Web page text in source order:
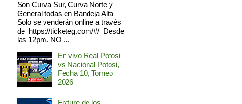
Son Curva Sur, Curva Norte y
General todas en Bandeja Alta
Solo se venderán online a través
de https://ticketeg.com/#/ Desde
las 12pm. NO ...
En vivo Real Potosi
vs Nacional Potosi,
Fecha 10, Torneo
2026